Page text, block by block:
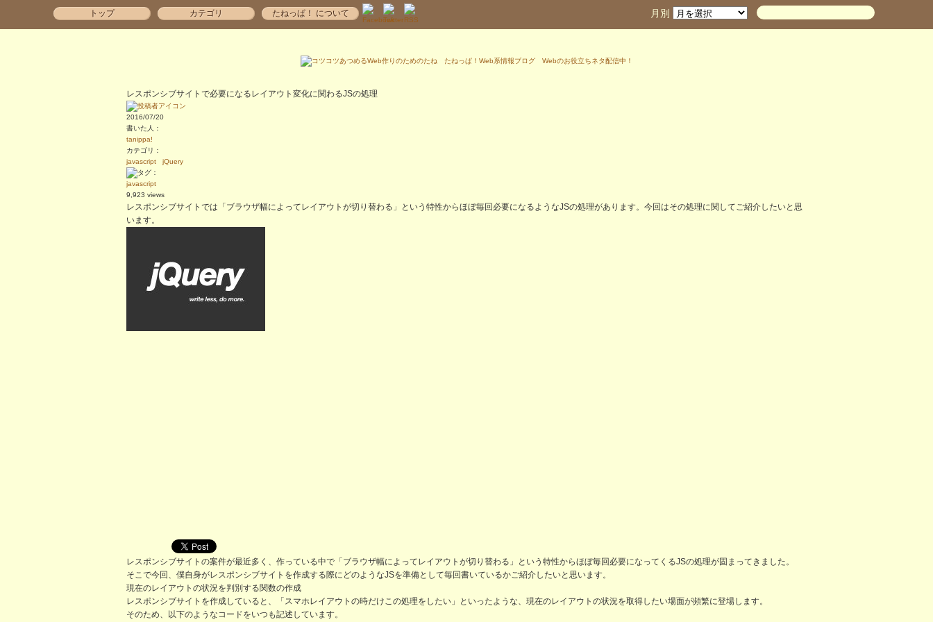
トップ カテゴリ たねっぱ！ について 月別
レスポンシブサイトで必要になるレイアウト変化に関わるJSの処理
2016/07/20
書いた人：
tanippa!
カテゴリ：
javascript
jQuery
：
javascript
9,923 views
レスポンシブサイトでは「ブラウザ幅によってレイアウトが切り替わる」という特性からほぼ毎回必要になるようなJSの処理があります。今回はその処理に関してご紹介したいと思
います。
レスポンシブサイトの案件が最近多く、作っている中で「ブラウザ幅によってレイアウトが切り替わる」という特性からほぼ毎回必要になってくるJSの処理が固まってきました。
そこで今回、僕自身がレスポンシブサイトを作成する際にどのようなJSを準備として毎回書いているかご紹介したいと思います。
現在のレイアウトの状況を判別する関数の作成
レスポンシブサイトを作成していると、「スマホレイアウトの時だけこの処理をしたい」といったような、現在のレイアウトの状況を取得したい場面が頻繁に登場します。
そのため、以下のようなコードをいつも記述しています。